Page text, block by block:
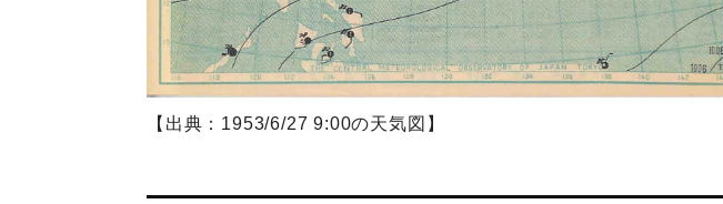
【出典：1953/6/27 9:00の天気図】